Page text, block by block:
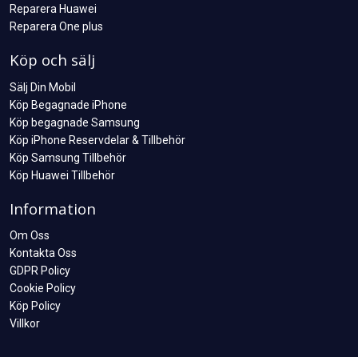
Reparera Huawei
Reparera One plus
Köp och sälj
Sälj Din Mobil
Köp Begagnade iPhone
Köp begagnade Samsung
Köp iPhone Reservdelar & Tillbehör
Köp Samsung Tillbehör
Köp Huawei Tillbehör
Information
Om Oss
Kontakta Oss
GDPR Policy
Cookie Policy
Köp Policy
Villkor